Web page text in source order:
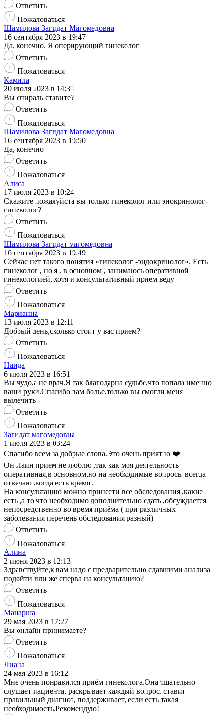
Ответить
Пожаловаться
Шамилова Загидат Магомедовна
16 сентября 2023 в 19:47
Да, конечно. Я оперирующий гинеколог
Ответить
Пожаловаться
Камила
20 июля 2023 в 14:35
Вы спираль ставите?
Ответить
Пожаловаться
Шамилова Загидат Магомедовна
16 сентября 2023 в 19:50
Да, конечно
Ответить
Пожаловаться
Алиса
17 июля 2023 в 10:24
Скажите пожалуйста вы только гинеколог или энокринолог-
гинеколог?
Ответить
Пожаловаться
Шамилова Загидат магомедовна
16 сентября 2023 в 19:49
Сейчас нет такого понятия «гинеколог -эндокринолог». Есть
гинеколог , но я , в основном , занимаюсь оперативной
гинекологией, хотя и консультативный прием веду
Ответить
Пожаловаться
Марианна
13 июля 2023 в 12:11
Добрый день,сколько стоит у вас прием?
Ответить
Пожаловаться
Наида
6 июля 2023 в 16:51
Вы чудо,а не врач.Я так благодарна судьбе,что попала именно
ваши руки.Спасибо вам болье,только вы смогли меня
вылечить
Ответить
Пожаловаться
Загидат магомедовна
1 июля 2023 в 03:24
Спасибо всем за добрые слова.Это очень приятно ❤️
Он Лайн прием не люблю ,так как моя деятельность
оперативная,в основном,но на необходимые вопросы всегда
отвечаю ,когда есть время .
На консультацию можно принести все обследования ,какие
есть ,а то что необходимо дополнительно сдать ,обсуждается
непосредственно во время приёма ( при различных
заболевания перечень обследования разный)
Ответить
Пожаловаться
Алина
2 июня 2023 в 12:13
Здравствуйте,к вам надо с предварительно сдавшими анализа
подойти или же сперва на консультацию?
Ответить
Пожаловаться
Манарша
29 мая 2023 в 17:27
Вы онлайн принимаете?
Ответить
Пожаловаться
Лиана
24 мая 2023 в 16:12
Мне очень понравился приём гинеколога.Она тщательно
слушает пациента, раскрывает каждый вопрос, ставит
правильный диагноз, поддерживает, если есть такая
необходимость.Рекомендую!